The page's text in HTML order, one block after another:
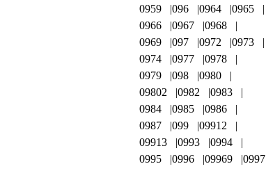
0959
096 0964
0965
0966
0967
0968
0969
097 0972
0973
0974
0977
0978
0979
098
0980
09802
0982
0983
0984
0985
0986
0987
099
09912
09913
0993
0994
0995
0996 09969 0997